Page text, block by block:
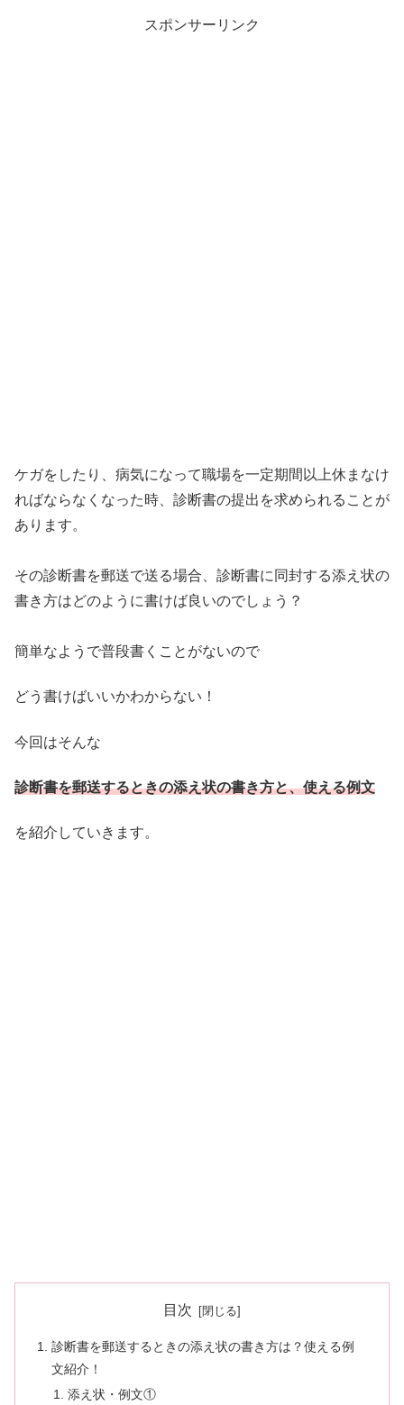
スポンサーリンク
ケガをしたり、病気になって職場を一定期間以上休まなけ
ればならなくなった時、診断書の提出を求められることが
あります。
その診断書を郵送で送る場合、診断書に同封する添え状の
書き方はどのように書けば良いのでしょう？
簡単なようで普段書くことがないので
どう書けばいいかわからない！
今回はそんな
診断書を郵送するときの添え状の書き方と、使える例文
を紹介していきます。
目次
診断書を郵送するときの添え状の書き方は？使える例
文紹介！
添え状・例文①